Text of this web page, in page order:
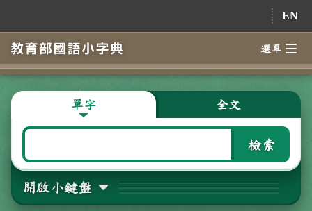
EN
選單
單字 全文
檢索
開啟小鍵盤